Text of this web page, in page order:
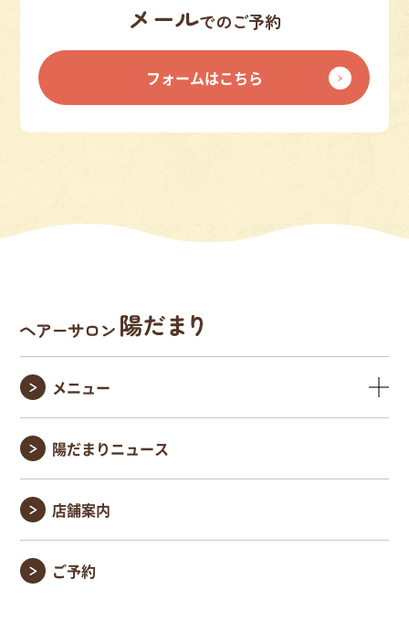
メールでのご予約
フォームはこちら
メニュー
陽だまりニュース
店舗案内
ご予約